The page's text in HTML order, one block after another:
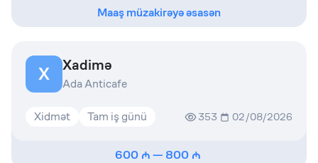
Maaş müzakirəyə əsasən
X Xadimə
Ada Anticafe
Xidmət Tam iş günü 353 02/08/2026
600 — 800